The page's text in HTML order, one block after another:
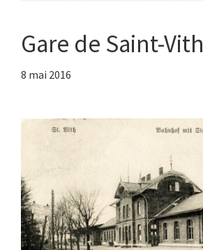
Gare de Saint-Vith
8 mai 2016